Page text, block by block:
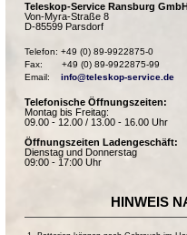
Teleskop-Service Ransburg GmbH
Von-Myra-Straße 8
D-85599 Parsdorf
Telefon: +49 (0) 89-9922875-0
Fax:       +49 (0) 89-9922875-99
Email: info@teleskop-service.de
Telefonische Öffnungszeiten:
Montag bis Freitag:
09.00 - 12.00 / 13.00 - 16.00 Uhr
Öffnungszeiten Ladengeschäft:
Dienstag und Donnerstag
09:00 - 17:00 Uhr
HINWEIS